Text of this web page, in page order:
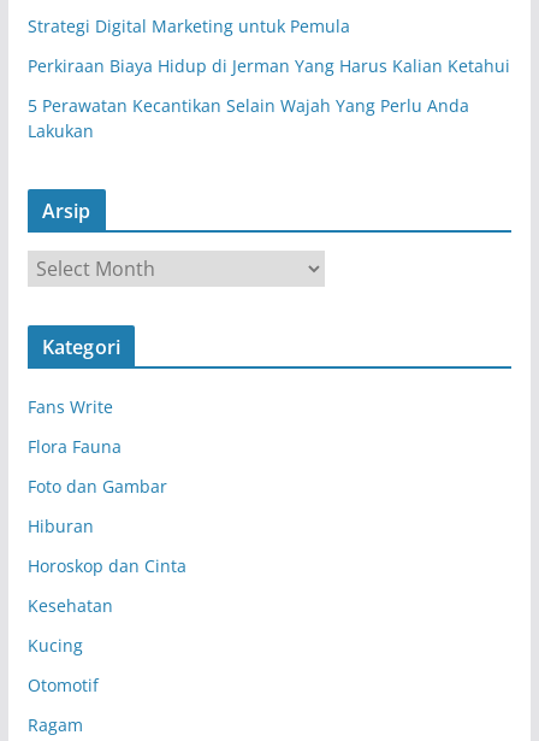
Strategi Digital Marketing untuk Pemula
Perkiraan Biaya Hidup di Jerman Yang Harus Kalian Ketahui
5 Perawatan Kecantikan Selain Wajah Yang Perlu Anda
Lakukan
Arsip
s
Kategori
Fans Write
Flora Fauna
Foto dan Gambar
Hiburan
Horoskop dan Cinta
Kesehatan
Kucing
Otomotif
Ragam